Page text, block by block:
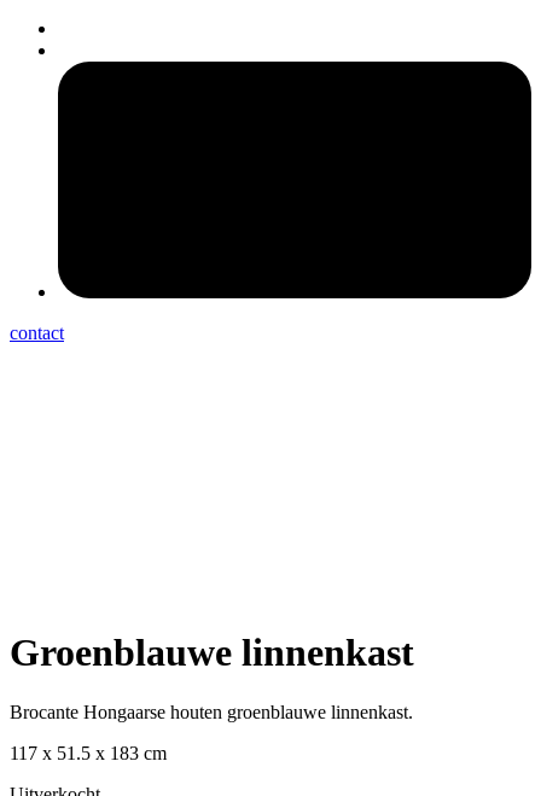
contact
Groenblauwe linnenkast
Brocante Hongaarse houten groenblauwe linnenkast.
117 x 51.5 x 183 cm